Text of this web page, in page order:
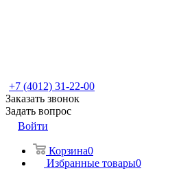
+7 (4012) 31-22-00
Заказать звонок
Задать вопрос
Войти
Корзина0
Избранные товары0